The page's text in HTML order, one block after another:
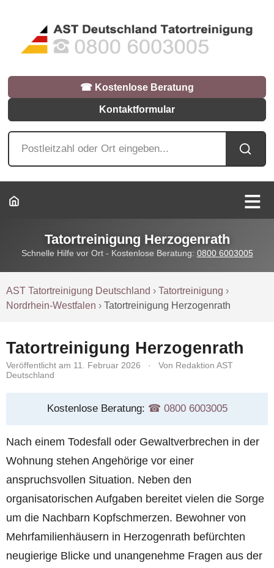
☎︎ Kostenlose Beratung
Kontaktformular
Tatortreinigung Herzogenrath
Schnelle Hilfe vor Ort - Kostenlose Beratung: 0800 6003005
AST Tatortreinigung Deutschland ›Tatortreinigung ›
Nordrhein-Westfalen ›Tatortreinigung Herzogenrath
Tatortreinigung Herzogenrath
Veröffentlicht am 11. Februar 2026 ·
Von Redaktion AST
Deutschland
Kostenlose Beratung: ☎︎ 0800 6003005
Nach einem Todesfall oder Gewaltverbrechen in der
Wohnung stehen Angehörige vor einer
anspruchsvollen Situation. Neben den
organisatorischen Aufgaben bereitet vielen die Sorge
um die Nachbarn Kopfschmerzen. Bewohner von
Mehrfamilienhäusern in Herzogenrath befürchten
neugierige Blicke und unangenehme Fragen aus der